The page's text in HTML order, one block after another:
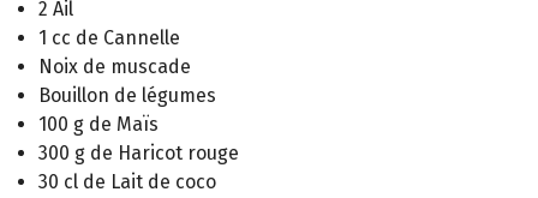
2 Ail
1 cc de Cannelle
Noix de muscade
Bouillon de légumes
100 g de Maïs
300 g de Haricot rouge
30 cl de Lait de coco